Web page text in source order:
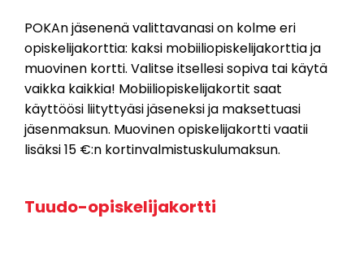
POKAn jäsenenä valittavanasi on kolme eri
opiskelijakorttia: kaksi mobiiliopiskelijakorttia ja
muovinen kortti. Valitse itsellesi sopiva tai käytä
vaikka kaikkia! Mobiiliopiskelijakortit saat
käyttöösi liityttyäsi jäseneksi ja maksettuasi
jäsenmaksun. Muovinen opiskelijakortti vaatii
lisäksi 15 €:n kortinvalmistuskulumaksun.
Tuudo-opiskelijakortti